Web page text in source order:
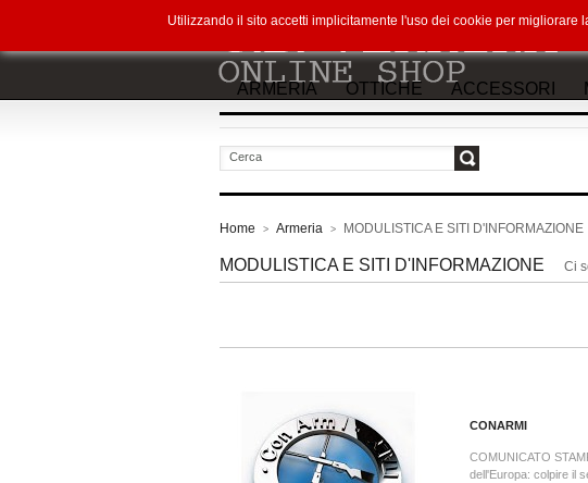
ARMERIA OTTICHE ACCESSORI
Home > Armeria > MODULISTICA E SITI D'INFORMAZIONE
MODULISTICA E SITI D'INFORMAZIONE Ci
CONARMI
COMUNICATO
dell'Europa: colpire il
Utilizzando il sito accetti implicitamente l'uso dei cookie per